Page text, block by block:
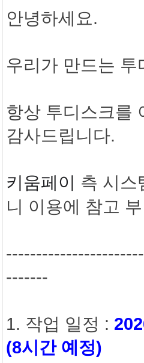
안녕하세요.
우리가 만드는
항상 투디스크를
감사드립니다.
키움페이 측 시스
니 이용에 참고
-------
1. 작업 일정 :
(8시간 예정)